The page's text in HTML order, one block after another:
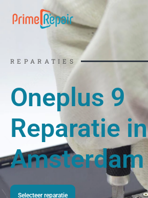
naar
REPARATIES
Oneplus 9
Reparatie in
Amsterdam
Selecteer reparatie